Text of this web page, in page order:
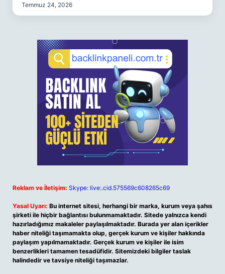
Temmuz 24, 2026
Reklam ve İletişim: Skype: live:.cid.575569c608265c69
Yasal Uyarı: Bu internet sitesi, herhangi bir marka, kurum veya şahıs
şirketi ile hiçbir bağlantısı bulunmamaktadır. Sitede yalnızca kendi
hazırladığımız makaleler paylaşılmaktadır. Burada yer alan içerikler
haber niteliği taşımamakta olup, gerçek kurum ve kişiler hakkında
paylaşım yapılmamaktadır. Gerçek kurum ve kişiler ile isim
benzerlikleri tamamen tesadüfidir. Sitemizdeki bilgiler taslak
halindedir ve tavsiye niteliği taşımazlar.